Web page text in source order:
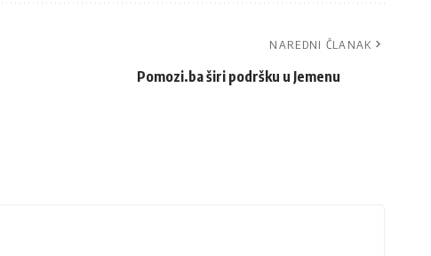
NAREDNI ČLANAK
Pomozi.ba širi podršku u Jemenu